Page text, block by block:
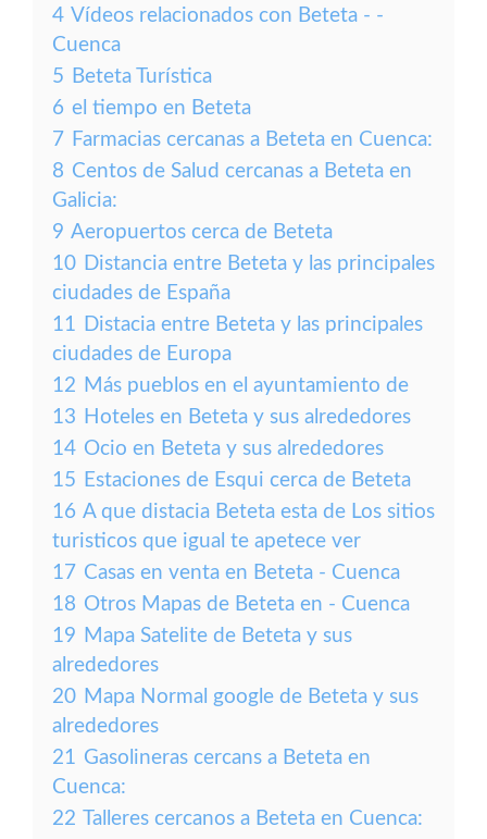
4 Vídeos relacionados con Beteta - -
Cuenca
5 Beteta Turística
6 el tiempo en Beteta
7 Farmacias cercanas a Beteta en Cuenca:
8 Centos de Salud cercanas a Beteta en
Galicia:
9 Aeropuertos cerca de Beteta
10 Distancia entre Beteta y las principales
ciudades de España
11 Distacia entre Beteta y las principales
ciudades de Europa
12 Más pueblos en el ayuntamiento de
13 Hoteles en Beteta y sus alrededores
14 Ocio en Beteta y sus alrededores
15 Estaciones de Esqui cerca de Beteta
16 A que distacia Beteta esta de Los sitios
turisticos que igual te apetece ver
17 Casas en venta en Beteta - Cuenca
18 Otros Mapas de Beteta en - Cuenca
19 Mapa Satelite de Beteta y sus
alrededores
20 Mapa Normal google de Beteta y sus
alrededores
21 Gasolineras cercans a Beteta en
Cuenca:
22 Talleres cercanos a Beteta en Cuenca: